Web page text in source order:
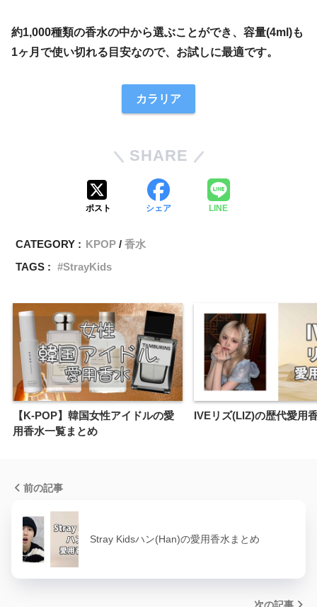
約1,000種類の香水の中から選ぶことができ、容量(4ml)も
1ヶ月で使い切れる目安なので、お試しに最適です。
カラリア
SHARE
ポスト シェア LINE
CATEGORY : KPOP
香水
TAGS :
StrayKids
【K-POP】韓国女性アイドルの愛
用香水一覧まとめ
IVEリズ(LIZ)の歴代愛用
前の記事
Stray Kidsハン(Han)の愛用香水まとめ